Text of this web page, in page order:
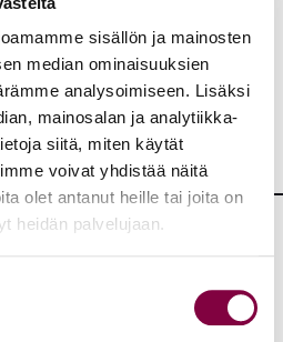
sisällön ja mainosten
median ominaisuuksien
analysoimiseen. Lisäksi
mainosalan ja analytiikka-
siitä, miten käytät
voivat yhdistää näitä
olet antanut heille tai joita on
heidän palvelujaan.
JAA: